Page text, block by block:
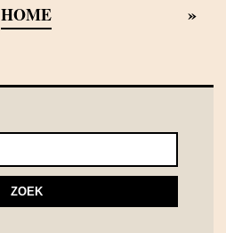
HOME »